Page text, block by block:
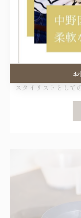
スタイリスト/正
スタイリストとして